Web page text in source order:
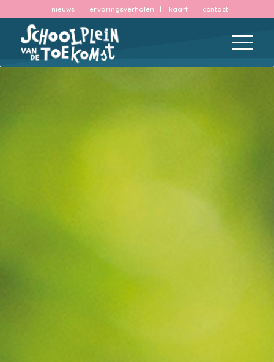
nieuws ervaringsverhalen kaart contact